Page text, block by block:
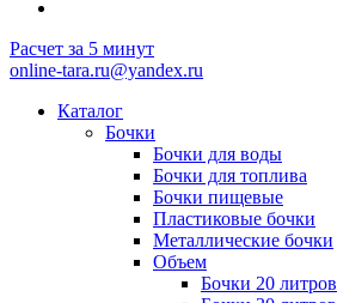
Расчет за 5 минут
online-tara.ru@yandex.ru
Каталог
Бочки
Бочки для воды
Бочки для топлива
Бочки пищевые
Пластиковые бочки
Металлические бочки
Объем
Бочки 20 литров